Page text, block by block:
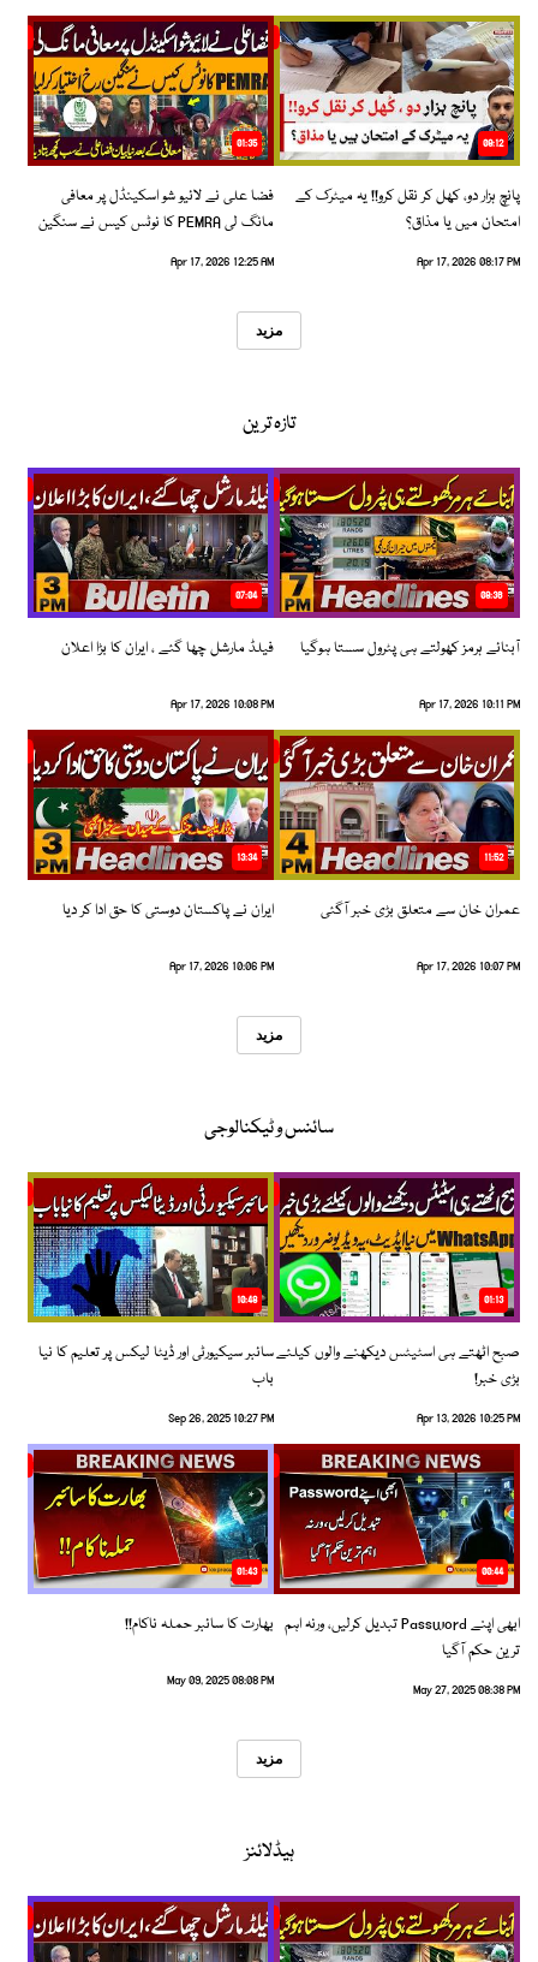
09:12
پانچ ہزار دو، کھل کر نقل کرو!! یہ میٹرک کے
امتحان میں یا مذاق؟
Apr 17, 2026 08:17 PM
01:35
فضا علی نے لائیو شو اسکینڈل پر معافی
مانگ لی PEMRA کا نوٹس کیس نے سنگین
Apr 17, 2026 12:25 AM
مزید
تازہ ترین
08:36
آبنائے ہرمز کھولتے ہی پٹرول سستا ہوگیا
Apr 17, 2026 10:11 PM
07:04
فیلڈ مارشل چھا گئے ، ایران کا بڑا اعلان
Apr 17, 2026 10:08 PM
11:52
عمران خان سے متعلق بڑی خبر آگئی
Apr 17, 2026 10:07 PM
13:34
ایران نے پاکستان دوستی کا حق ادا کر دیا
Apr 17, 2026 10:06 PM
مزید
سائنس و ٹیکنالوجی
01:13
صبح اٹھتے ہی اسٹیٹس دیکھنے والوں کیلئے
بڑی خبر!
Apr 13, 2026 10:25 PM
10:48
سائبر سیکیورٹی اور ڈیٹا لیکس پر تعلیم کا نیا
باب
Sep 26, 2025 10:27 PM
00:44
ابھی اپنے Password تبدیل کرلیں، ورنہ اہم
ترین حکم آگیا
May 27, 2025 08:38 PM
01:43
بھارت کا سائبر حملہ ناکام!!
May 09, 2025 08:08 PM
مزید
ہیڈلائنز